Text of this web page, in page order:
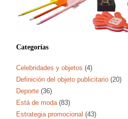
Categorías
Celebridades y objetos (4)
Definición del objeto publicitario (20)
Deporte (36)
Está de moda (83)
Estrategia promocional (43)